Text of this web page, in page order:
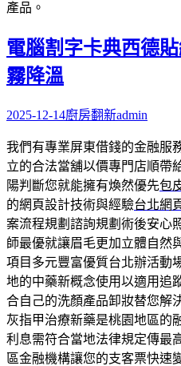
產品。
電腦割字卡典西德
霧降溫
2025-12-14廚房翻新admin
我們有專業屏東借錢的金融服
立的合法當舖以價專門店順帶
陽判斷您就能擁有煥然優先包
的網頁設計技術與經驗台北網
案流程規劃諮詢規劃術後安心
師最優就讓眉毛更加立體自然
項目多元豐富優質台北辦活動
地的中藥新概念使用以適用追
合自己的洗顏產品卸妝替您解
灰指甲治療新藥是桃園地區的
利息需符合當地法律規定傳最
區金融機構讓您的支客票快速